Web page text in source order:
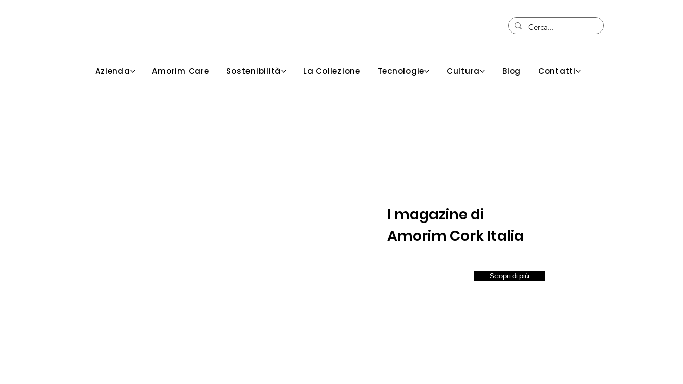
Azienda Amorim Care Sostenibilità La Collezione Tecnologie Cultura Blog Contatti
I magazine di
Amorim Cork Italia
Scopri di più